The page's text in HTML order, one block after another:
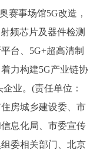
赛事场馆5G改造，
频芯片及器件检测
台、5G+超高清制
力构建5G产业链协
业。(责任单位：
房城乡建设委、市
息化局、市委宣传
委相关部门、北京